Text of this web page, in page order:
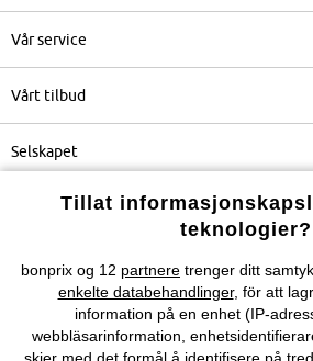
Vår service
Vårt tilbud
Selskapet
Topkategorier / Sesongvarer
Du kan også finne
Tillat
teknologier?
bonprix og 12 partnere trenger ditt
enkelte databehandlinger, för att
information på en enhet (IP-
webbläsarinformation,